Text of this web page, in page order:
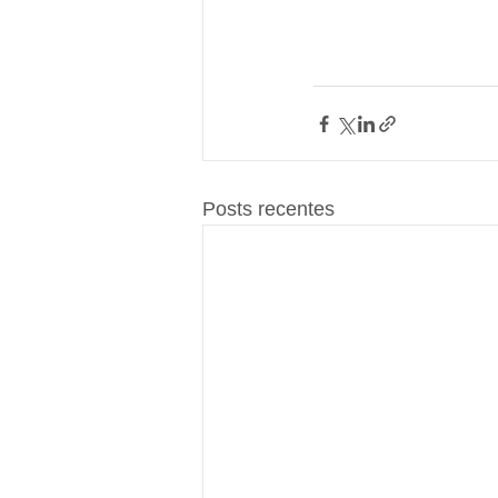
Posts recentes